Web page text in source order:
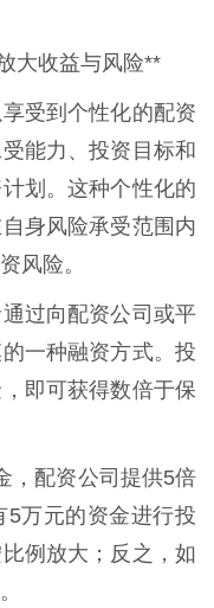
大收益与风险**
受到个性化的配资
能力、投资目标和
划。这种个性化的
身风险承受范围内
风险。
过向配资公司或平
一种融资方式。投
即可获得数倍于保
，配资公司提供5倍
5万元的资金进行投
例放大；反之，如